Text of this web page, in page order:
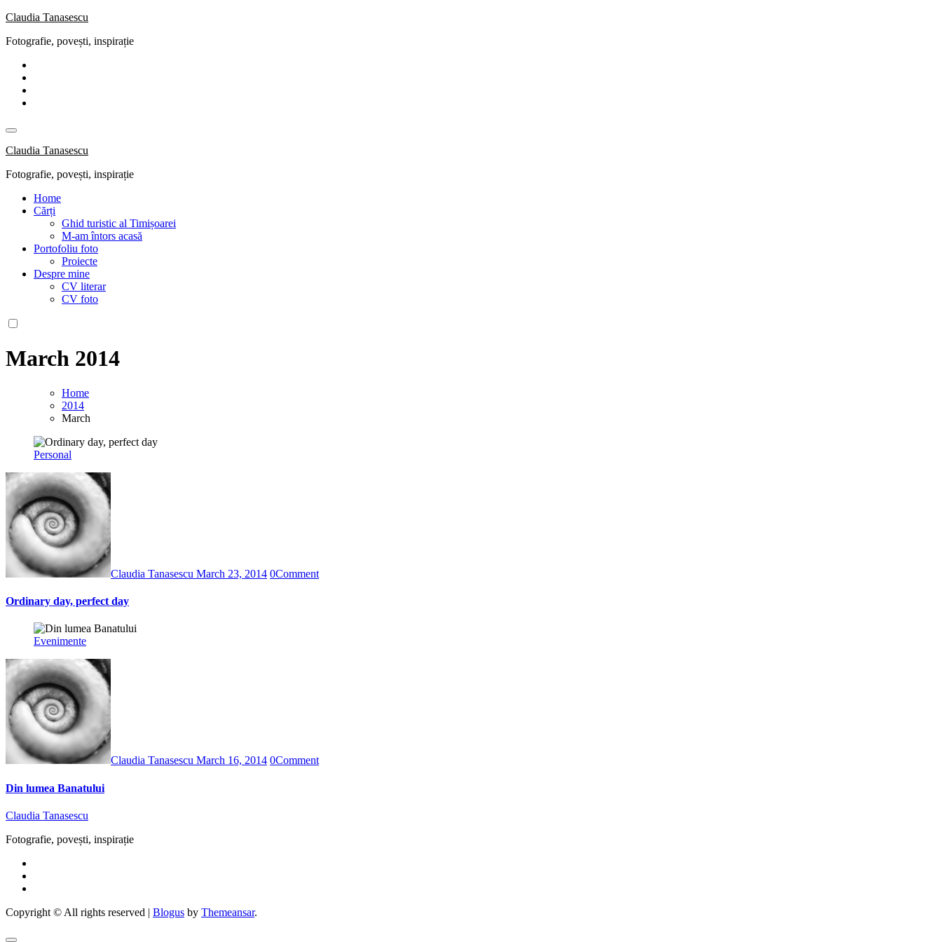
Skip
content
Claudia Tanasescu
Fotografie, povești, inspirație
Claudia Tanasescu
Fotografie, povești, inspirație
Home
Cărți
Ghid turistic al Timișoarei
M-am întors acasă
Portofoliu foto
Proiecte
Despre mine
CV literar
CV foto
March 2014
Home
2014
March
Personal
Claudia Tanasescu March 23, 2014 0Comment
Ordinary day, perfect day
Evenimente
Claudia Tanasescu March 16, 2014 0Comment
Din lumea Banatului
Claudia Tanasescu
Fotografie, povești, inspirație
Copyright © All rights reserved | Blogus by Themeansar.